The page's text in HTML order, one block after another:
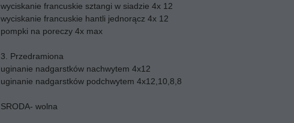
wyciskanie francuskie sztangi w siadzie 4x 12
wyciskanie francuskie hantli jednorącz 4x 12
pompki na poreczy 4x max
3. Przedramiona
uginanie nadgarstków nachwytem 4x12
uginanie nadgarstków podchwytem 4x12,10,8,8
SRODA- wolna